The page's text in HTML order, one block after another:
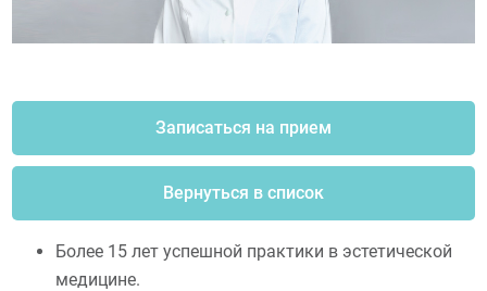
Записаться на прием
Вернуться в список
Более 15 лет успешной практики в эстетической
медицине.